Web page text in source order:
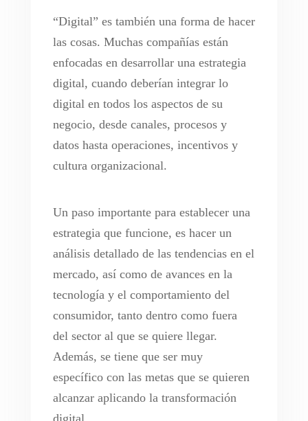
“Digital” es también una forma de hacer
las cosas. Muchas compañías están
enfocadas en desarrollar una estrategia
digital, cuando deberían integrar lo
digital en todos los aspectos de su
negocio, desde canales, procesos y
datos hasta operaciones, incentivos y
cultura organizacional.
Un paso importante para establecer una
estrategia que funcione, es hacer un
análisis detallado de las tendencias en el
mercado, así como de avances en la
tecnología y el comportamiento del
consumidor, tanto dentro como fuera
del sector al que se quiere llegar.
Además, se tiene que ser muy
específico con las metas que se quieren
alcanzar aplicando la transformación
digital.